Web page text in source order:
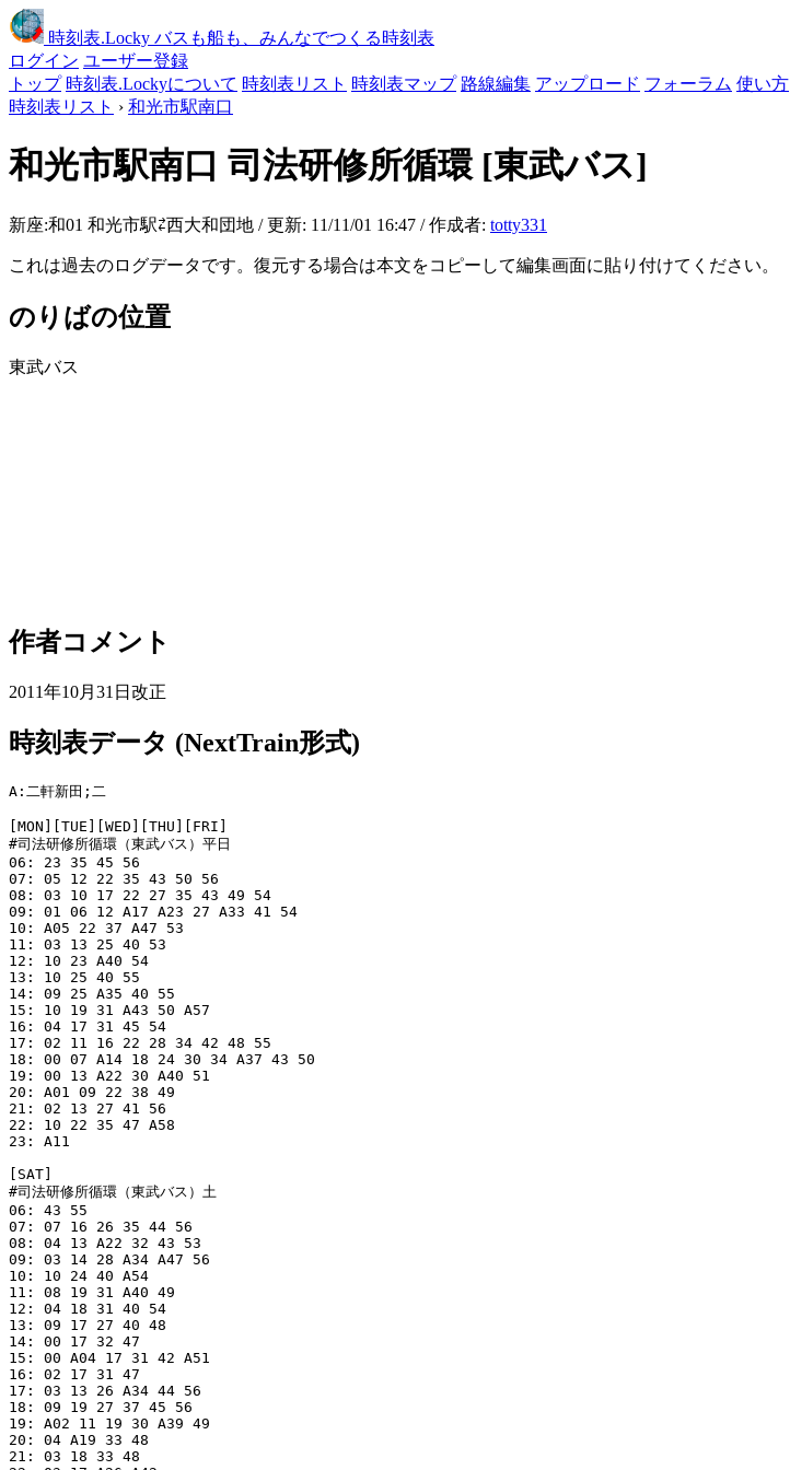
時刻表.Locky バスも船も、みんなでつくる時刻表
ログイン ユーザー登録
トップ 時刻表.Lockyについて 時刻表リスト 時刻表マップ 路線編集 アップロード フォーラム 使い方
時刻表リスト › 和光市駅南口
和光市駅南口 司法研修所循環 [東武バス]
新座:和01 和光市駅⇄西大和団地 / 更新: 11/11/01 16:47 / 作成者: totty331
これは過去のログデータです。復元する場合は本文をコピーして編集画面に貼り付けてください。
のりばの位置
東武バス
作者コメント
2011年10月31日改正
時刻表データ (NextTrain形式)
A:二軒新田;二
[MON][TUE][WED][THU][FRI]
#司法研修所循環（東武バス）平日
06: 23 35 45 56
07: 05 12 22 35 43 50 56
08: 03 10 17 22 27 35 43 49 54
09: 01 06 12 A17 A23 27 A33 41 54
10: A05 22 37 A47 53
11: 03 13 25 40 53
12: 10 23 A40 54
13: 10 25 40 55
14: 09 25 A35 40 55
15: 10 19 31 A43 50 A57
16: 04 17 31 45 54
17: 02 11 16 22 28 34 42 48 55
18: 00 07 A14 18 24 30 34 A37 43 50
19: 00 13 A22 30 A40 51
20: A01 09 22 38 49
21: 02 13 27 41 56
22: 10 22 35 47 A58
23: A11
[SAT]
#司法研修所循環（東武バス）土
06: 43 55
07: 07 16 26 35 44 56
08: 04 13 A22 32 43 53
09: 03 14 28 A34 A47 56
10: 10 24 40 A54
11: 08 19 31 A40 49
12: 04 18 31 40 54
13: 09 17 27 40 48
14: 00 17 32 47
15: 00 A04 17 31 42 A51
16: 02 17 31 47
17: 03 13 26 A34 44 56
18: 09 19 27 37 45 56
19: A02 11 19 30 A39 49
20: 04 A19 33 48
21: 03 18 33 48